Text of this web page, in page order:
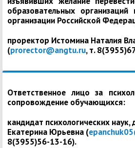
образовательных
организации Российской
проректор Истомина Наталия
(prorector@angtu.ru, т.
Ответственное лицо за
сопровождение обучающихся:
кандидат психологических
Екатерина Юрьевна (
8(3955)56-13-16).